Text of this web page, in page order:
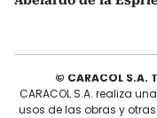
© CARACOL
CARACOL S.A. realiza
usos de las obras y